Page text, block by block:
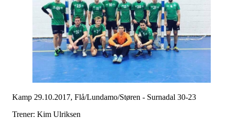
Kamp 29.10.2017, Flå/Lundamo/Støren - Surnadal 30-23
Trener: Kim Ulriksen